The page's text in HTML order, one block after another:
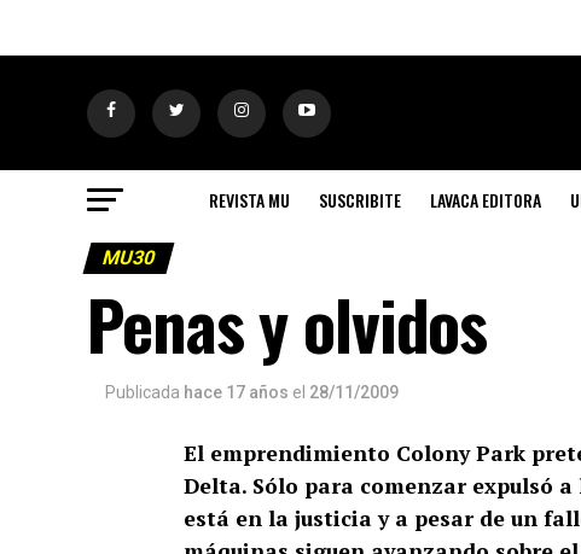
REVISTA MU SUSCRIBITE LAVACA EDITORA
MU30
Penas y olvidos
Publicada hace 17 años el 28/11/2009
El emprendimiento Colony Park
Delta. Sólo para comenzar expulsó
está en la justicia y a pesar de un